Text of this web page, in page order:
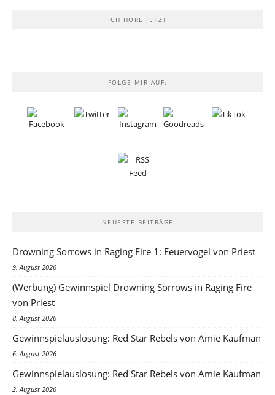
ICH HÖRE JETZT
FOLGE MIR AUF:
NEUESTE BEITRÄGE
Drowning Sorrows in Raging Fire 1: Feuervogel von Priest
9. August 2026
(Werbung) Gewinnspiel Drowning Sorrows in Raging Fire
von Priest
8. August 2026
Gewinnspielauslosung: Red Star Rebels von Amie Kaufman
6. August 2026
Gewinnspielauslosung: Red Star Rebels von Amie Kaufman
2. August 2026